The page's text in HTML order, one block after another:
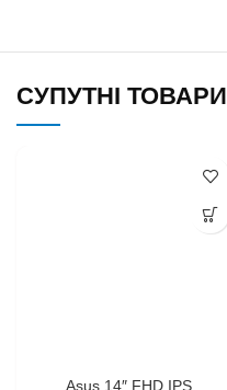
СУПУТНІ ТОВАРИ
Asus 14″ FHD IPS